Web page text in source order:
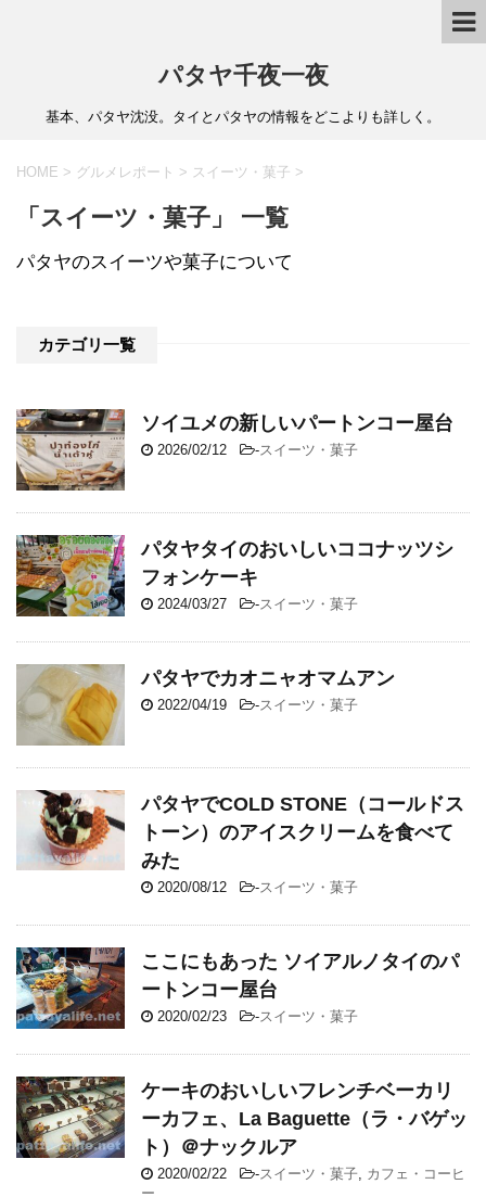
パタヤ千夜一夜
基本、パタヤ沈没。タイとパタヤの情報をどこよりも詳しく。
HOME > グルメレポート > スイーツ・菓子 >
「スイーツ・菓子」 一覧
パタヤのスイーツや菓子について
カテゴリ一覧
ソイユメの新しいパートンコー屋台
2026/02/12 -スイーツ・菓子
パタヤタイのおいしいココナッツシ
フォンケーキ
2024/03/27 -スイーツ・菓子
パタヤでカオニャオマムアン
2022/04/19 -スイーツ・菓子
パタヤでCOLD STONE（コールドス
トーン）のアイスクリームを食べて
みた
2020/08/12 -スイーツ・菓子
ここにもあった ソイアルノタイのパ
ートンコー屋台
2020/02/23 -スイーツ・菓子
ケーキのおいしいフレンチベーカリ
ーカフェ、La Baguette（ラ・バゲッ
ト）＠ナックルア
2020/02/22 -スイーツ・菓子
カフェ・コーヒ
ー